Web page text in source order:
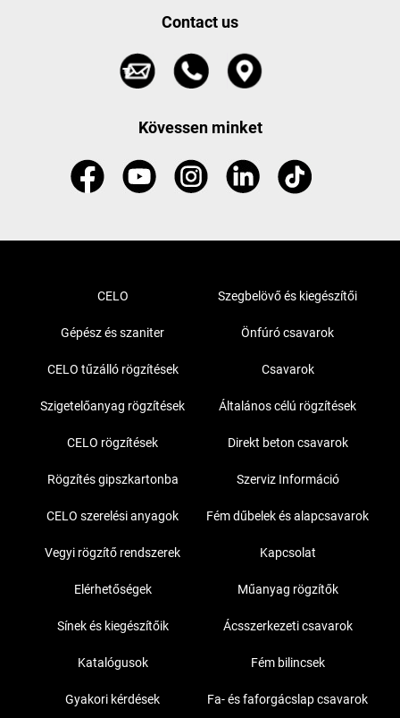
Contact us
Kövessen minket
CELO Szegbelövő és kiegészítői
Gépész és szaniter Önfúró csavarok
CELO tűzálló rögzítések Csavarok
Szigetelőanyag rögzítések Általános célú rögzítések
CELO rögzítések Direkt beton csavarok
Rögzítés gipszkartonba Szerviz Információ
CELO szerelési anyagok Fém dűbelek és alapcsavarok
Vegyi rögzítő rendszerek Kapcsolat
Elérhetőségek Műanyag rögzítők
Sínek és kiegészítőik Ácsszerkezeti csavarok
Katalógusok Fém bilincsek
Gyakori kérdések Fa- és faforgácslap csavarok